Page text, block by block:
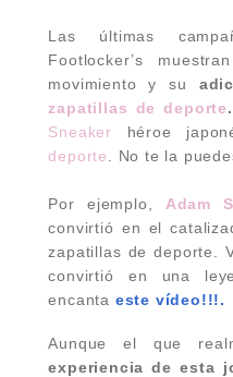
Las últimas
Footlocker’s
movimiento y su
zapatillas de deporte.
Sneaker héroe
deporte
. No te la
Por ejemplo, Adam
convirtió en el
zapatillas de deporte.
convirtió en una
encanta este vídeo!!!.
Aunque el que
experiencia de esta